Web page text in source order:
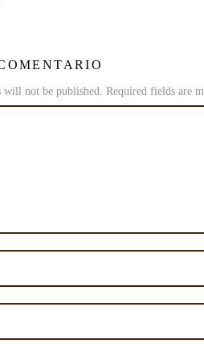
will not be published. Required fields are